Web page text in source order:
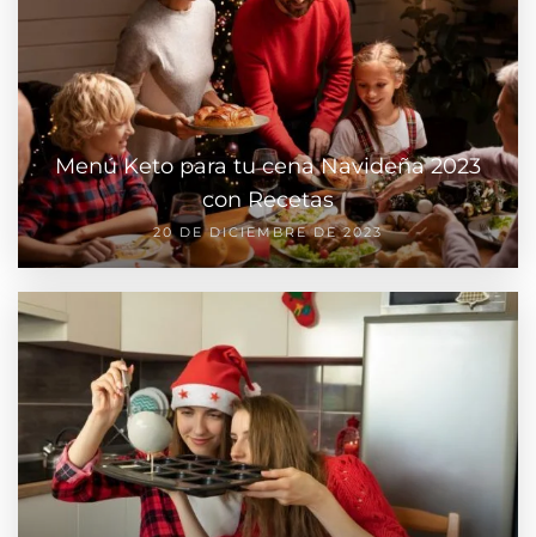
Menú Keto para tu cena Navideña 2023
con Recetas
20 DE DICIEMBRE DE 2023